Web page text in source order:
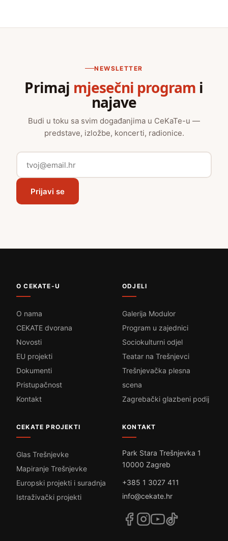
NEWSLETTER
Primaj mjesečni program i
najave
Budi u toku sa svim događanjima u CeKaTe-u —
predstave, izložbe, koncerti, radionice.
Prijavi se
O CEKATE-U
O nama
CEKATE dvorana
Novosti
EU projekti
Dokumenti
Pristupačnost
Kontakt
ODJELI
Galerija Modulor
Program u zajednici
Sociokulturni odjel
Teatar na Trešnjevci
Trešnjevačka plesna
scena
Zagrebački glazbeni podij
CEKATE PROJEKTI
Glas Trešnjevke
Mapiranje Trešnjevke
Europski projekti i suradnja
Istraživački projekti
KONTAKT
Park Stara Trešnjevka 1
10000 Zagreb
+385 1 3027 411
info@cekate.hr